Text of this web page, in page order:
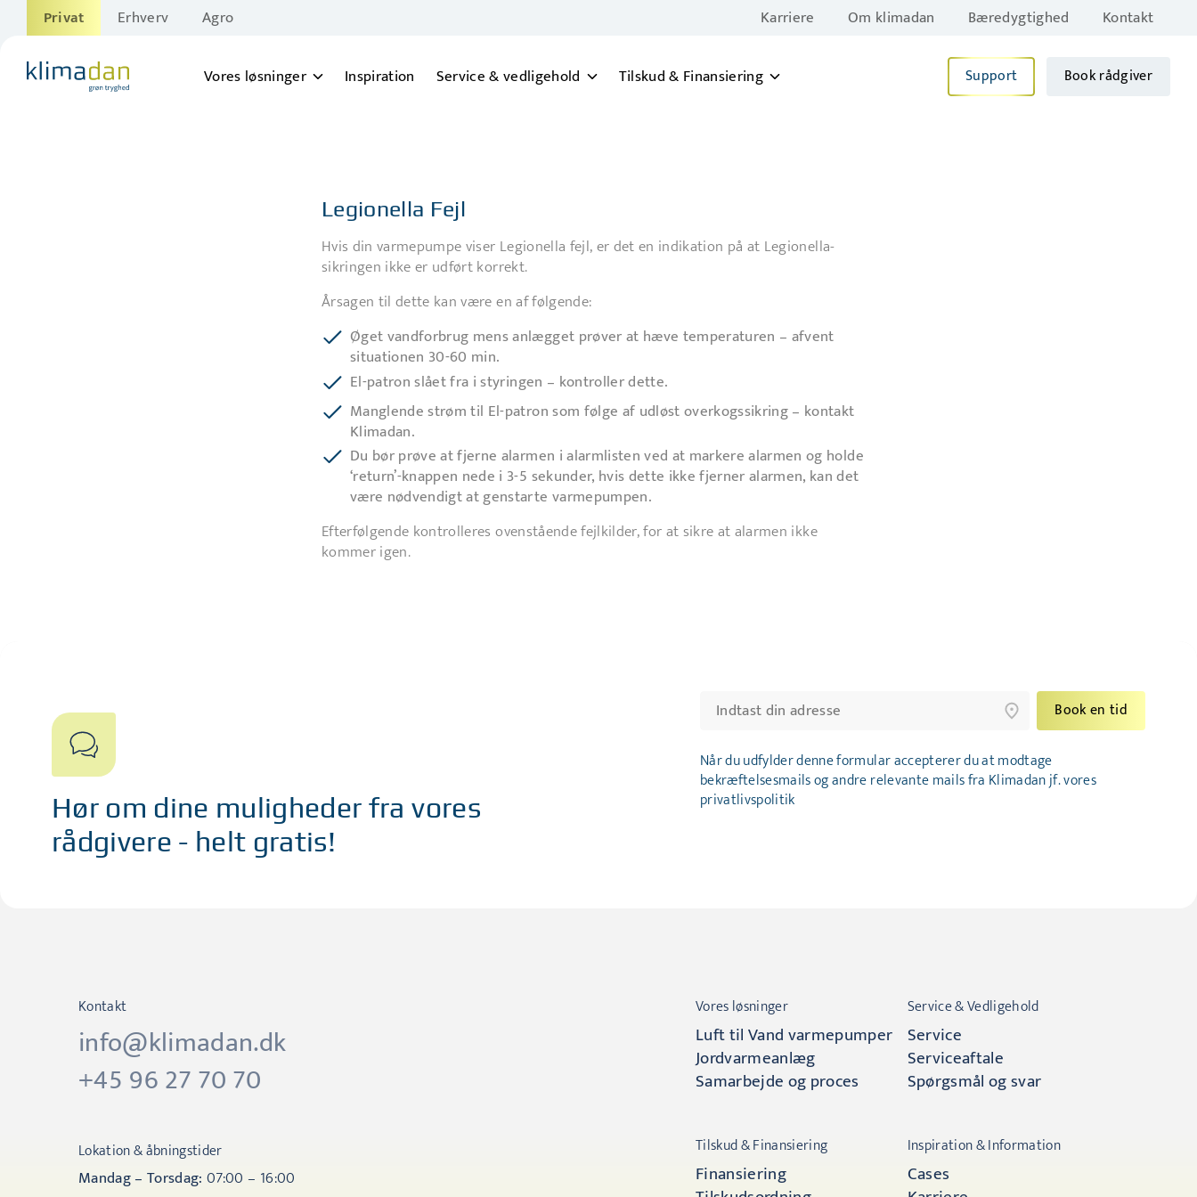
Privat Erhverv Agro Karriere Om klimadan Bæredygtighed Kontakt
Vores løsninger Inspiration Service & vedligehold Tilskud & Finansiering Support Book rådgiver
Legionella Fejl
Hvis din varmepumpe viser Legionella fejl, er det en indikation på at Legionella-
sikringen ikke er udført korrekt.
Årsagen til dette kan være en af følgende:
Øget vandforbrug mens anlægget prøver at hæve temperaturen – afvent
situationen 30-60 min.
El-patron slået fra i styringen – kontroller dette.
Manglende strøm til El-patron som følge af udløst overkogssikring – kontakt
Klimadan.
Du bør prøve at fjerne alarmen i alarmlisten ved at markere alarmen og holde
‘return’-knappen nede i 3-5 sekunder, hvis dette ikke fjerner alarmen, kan det
være nødvendigt at genstarte varmepumpen.
Efterfølgende kontrolleres ovenstående fejlkilder, for at sikre at alarmen ikke
kommer igen.
Hør om dine muligheder fra vores
rådgivere - helt gratis!
Book en tid
Når du udfylder denne formular accepterer du at modtage
bekræftelsesmails og andre relevante mails fra Klimadan jf. vores
privatlivspolitik
Kontakt
info@klimadan.dk
+45 96 27 70 70
Lokation & åbningstider
Mandag – Torsdag: 07:00 – 16:00
Vores løsninger
Luft til Vand varmepumper
Jordvarmeanlæg
Samarbejde og proces
Service & Vedligehold
Service
Serviceaftale
Spørgsmål og svar
Tilskud & Finansiering
Finansiering
Inspiration & Information
Cases